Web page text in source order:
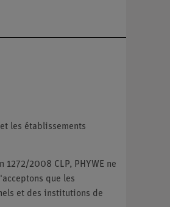
les établissements
2008 CLP, PHYWE ne
que les
et des institutions de